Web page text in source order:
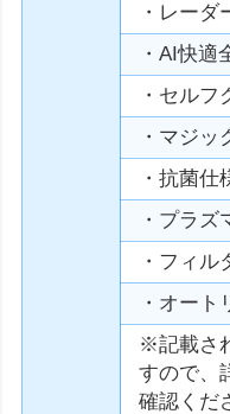
・レーダ
・AI快適
・セル
・マジッ
・抗菌
・プラズ
・フィル
・オート
※記載さ
すので、
確認くだ